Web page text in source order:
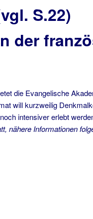
S.22)
der
die Evangelische
will kurzweilig
intensiver erlebt
nähere Informationen